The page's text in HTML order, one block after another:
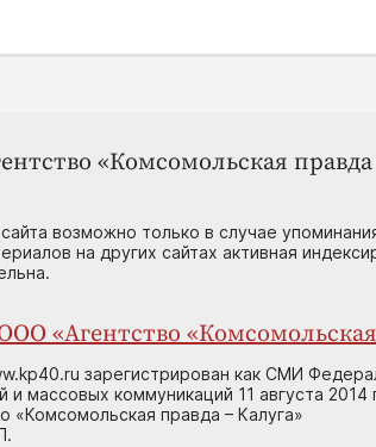
«Комсомольская правда
возможно только в случае
на других сайтах активная
«Агентство
зарегистрирован как СМИ
и массовых коммуникаций 11 августа
«Комсомольская правда – Калуга»